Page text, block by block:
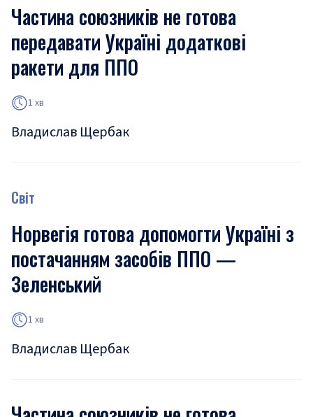
Частина союзників не готова
передавати Україні додаткові
ракети для ППО
1 хв
Владислав Щербак
Світ
Норвегія готова допомогти Україні з
постачанням засобів ППО —
Зеленський
1 хв
Владислав Щербак